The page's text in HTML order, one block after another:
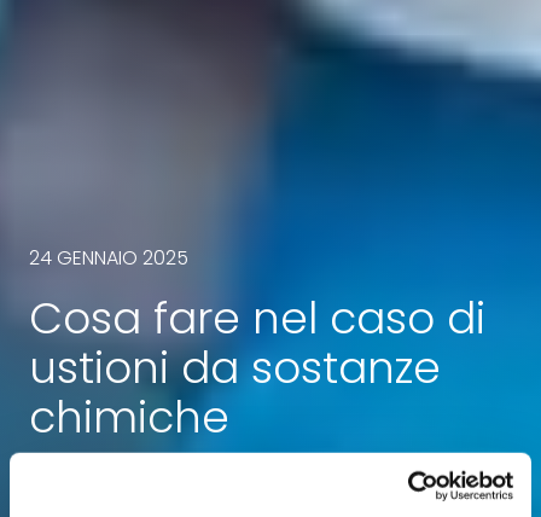
24 GENNAIO 2025
Cosa fare nel caso di
ustioni da sostanze
chimiche